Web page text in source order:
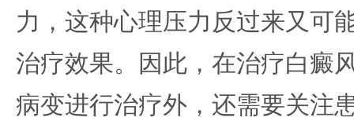
力，这种心理压力反过来又可
治疗效果。因此，在治疗白癜
病变进行治疗外，还需要关注